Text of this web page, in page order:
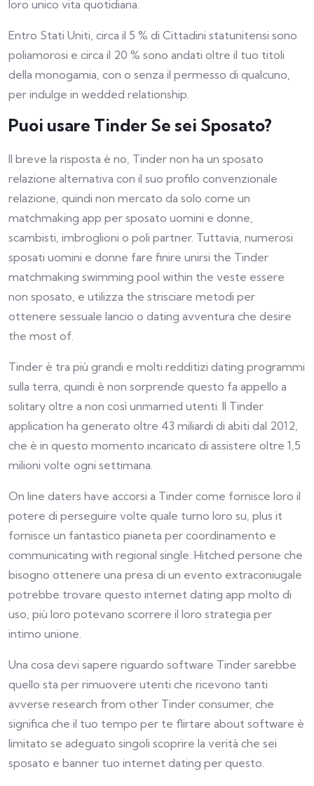
loro unico vita quotidiana.
Entro Stati Uniti, circa il 5 % di Cittadini statunitensi sono
poliamorosi e circa il 20 % sono andati oltre il tuo titoli
della monogamia, con o senza il permesso di qualcuno,
per indulge in wedded relationship.
Puoi usare Tinder Se sei Sposato?
Il breve la risposta è no, Tinder non ha un sposato
relazione alternativa con il suo profilo convenzionale
relazione, quindi non mercato da solo come un
matchmaking app per sposato uomini e donne,
scambisti, imbroglioni o poli partner. Tuttavia, numerosi
sposati uomini e donne fare finire unirsi the Tinder
matchmaking swimming pool within the veste essere
non sposato, e utilizza the strisciare metodi per
ottenere sessuale lancio o dating avventura che desire
the most of.
Tinder è tra più grandi e molti redditizi dating programmi
sulla terra, quindi è non sorprende questo fa appello a
solitary oltre a non così unmarried utenti. Il Tinder
application ha generato oltre 43 miliardi di abiti dal 2012,
che è in questo momento incaricato di assistere oltre 1,5
milioni volte ogni settimana.
On line daters have accorsi a Tinder come fornisce loro il
potere di perseguire volte quale turno loro su, plus it
fornisce un fantastico pianeta per coordinamento e
communicating with regional single. Hitched persone che
bisogno ottenere una presa di un evento extraconiugale
potrebbe trovare questo internet dating app molto di
uso, più loro potevano scorrere il loro strategia per
intimo unione.
Una cosa devi sapere riguardo software Tinder sarebbe
quello sta per rimuovere utenti che ricevono tanti
avverse research from other Tinder consumer, che
significa che il tuo tempo per te flirtare about software è
limitato se adeguato singoli scoprire la verità che sei
sposato e banner tuo internet dating per questo.